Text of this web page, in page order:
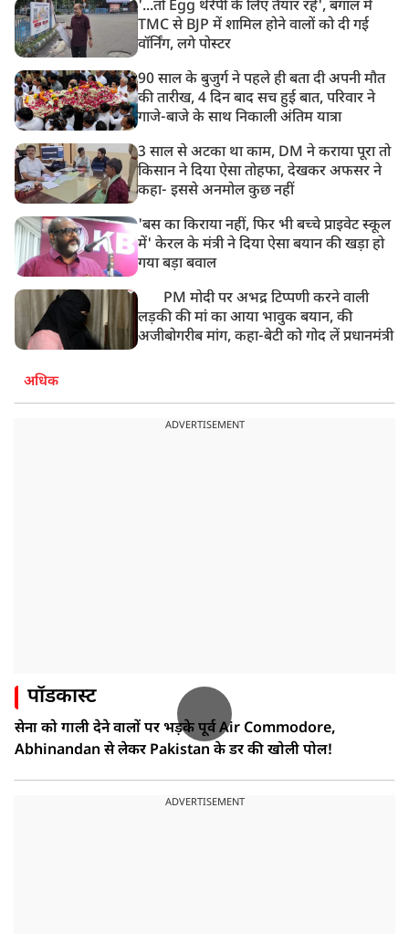
8:21 AM
गाज़ियाबाद में मुठभेड़, 3 ड्रग तस्कर गिरफ्तार, 21 किलो गांजा
बरामद
'...तो Egg थेरेपी के लिए तैयार रहें', बंगाल में
TMC से BJP में शामिल होने वालों को दी गई
वॉर्निंग, लगे पोस्टर
90 साल के बुजुर्ग ने पहले ही बता दी अपनी मौत
की तारीख, 4 दिन बाद सच हुई बात, परिवार ने
गाजे-बाजे के साथ निकाली अंतिम यात्रा
3 साल से अटका था काम, DM ने कराया पूरा तो
किसान ने दिया ऐसा तोहफा, देखकर अफसर ने
कहा- इससे अनमोल कुछ नहीं
'बस का किराया नहीं, फिर भी बच्चे प्राइवेट स्कूल
में' केरल के मंत्री ने दिया ऐसा बयान की खड़ा हो
गया बड़ा बवाल
PM मोदी पर अभद्र टिप्पणी करने वाली
लड़की की मां का आया भावुक बयान, की
अजीबोगरीब मांग, कहा-बेटी को गोद लें प्रधानमंत्री
अधिक
ADVERTISEMENT
पॉडकास्ट
सेना को गाली देने वालों पर भड़के पूर्व Air Commodore,
Abhinandan से लेकर Pakistan के डर की खोली पोल!
ADVERTISEMENT